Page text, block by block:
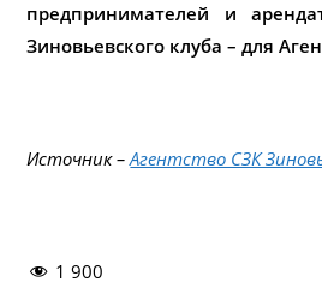
предпринимателей и
Зиновьевского клуба – для
Источник –Агентство СЗК
1 900